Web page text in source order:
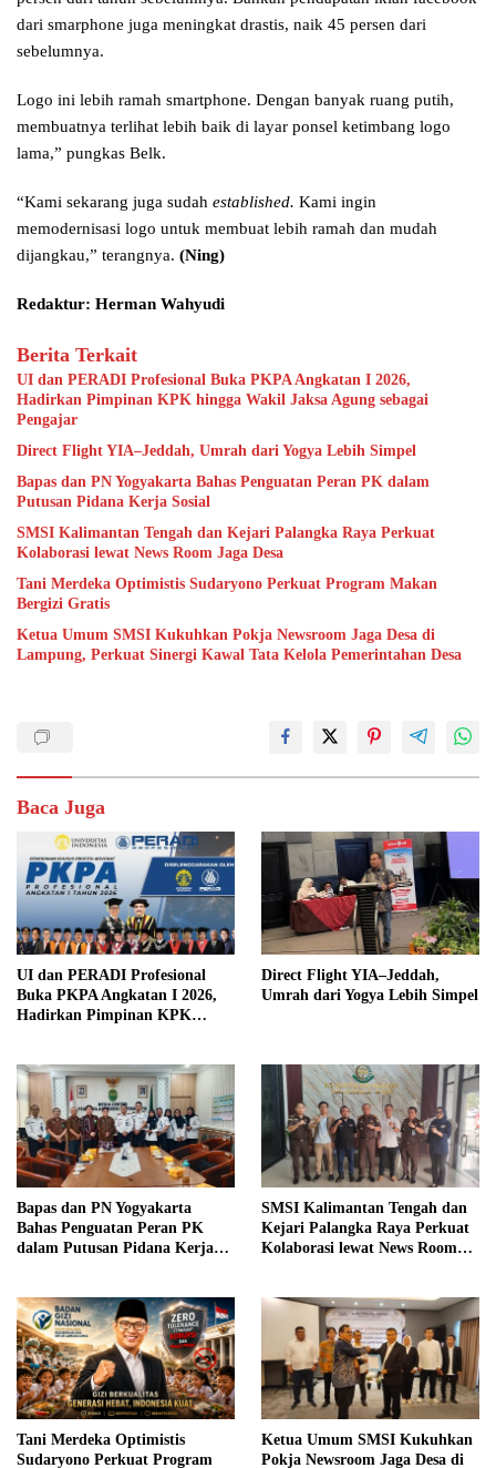
dari smarphone juga meningkat drastis, naik 45 persen dari
sebelumnya.
Logo ini lebih ramah smartphone. Dengan banyak ruang putih,
membuatnya terlihat lebih baik di layar ponsel ketimbang logo
lama,” pungkas Belk.
“Kami sekarang juga sudah established. Kami ingin
memodernisasi logo untuk membuat lebih ramah dan mudah
dijangkau,” terangnya. (Ning)
Redaktur: Herman Wahyudi
Berita Terkait
UI dan PERADI Profesional Buka PKPA Angkatan I 2026,
Hadirkan Pimpinan KPK hingga Wakil Jaksa Agung sebagai
Pengajar
Direct Flight YIA–Jeddah, Umrah dari Yogya Lebih Simpel
Bapas dan PN Yogyakarta Bahas Penguatan Peran PK dalam
Putusan Pidana Kerja Sosial
SMSI Kalimantan Tengah dan Kejari Palangka Raya Perkuat
Kolaborasi lewat News Room Jaga Desa
Tani Merdeka Optimistis Sudaryono Perkuat Program Makan
Bergizi Gratis
Ketua Umum SMSI Kukuhkan Pokja Newsroom Jaga Desa di
Lampung, Perkuat Sinergi Kawal Tata Kelola Pemerintahan Desa
Baca Juga
UI dan PERADI Profesional
Buka PKPA Angkatan I 2026,
Hadirkan Pimpinan KPK
Direct Flight YIA–Jeddah,
Umrah dari Yogya Lebih Simpel
Bapas dan PN Yogyakarta
Bahas Penguatan Peran PK
dalam Putusan Pidana Kerja
SMSI Kalimantan Tengah dan
Kejari Palangka Raya Perkuat
Kolaborasi lewat News Room
Tani Merdeka Optimistis
Sudaryono Perkuat Program
Ketua Umum SMSI Kukuhkan
Pokja Newsroom Jaga Desa di